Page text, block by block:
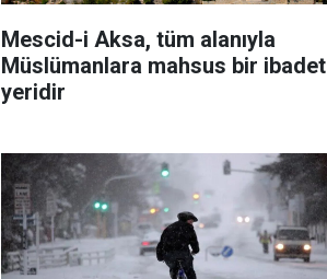
Mescid-i Aksa, tüm alanıyla
Müslümanlara mahsus bir ibadet
yeridir